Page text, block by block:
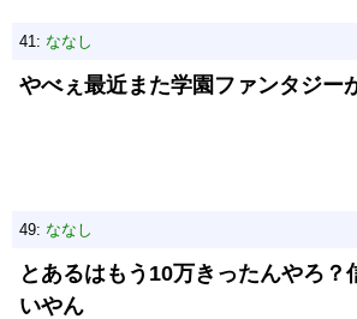
41: ななし
やべぇ最近また学園ファンタジー
49: ななし
とあるはもう10万きったんやろ？
いやん